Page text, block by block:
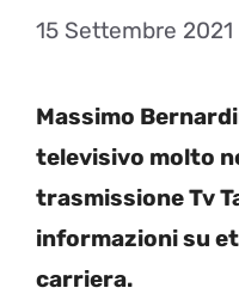
15 Settembre 2021
Massimo
televisivo molto
trasmissione Tv
informazioni su
carriera.